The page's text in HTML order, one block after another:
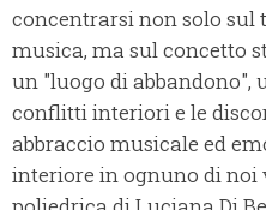
concentrarsi non solo sul
musica, ma sul concetto
un "luogo di
conflitti interiori e le
abbraccio musicale ed
interiore in ognuno di noi